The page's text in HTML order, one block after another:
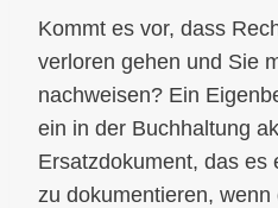
Kommt es vor, dass
verloren gehen und Sie
nachweisen? Ein
ein in der Buchhaltung
Ersatzdokument, das es
zu dokumentieren,